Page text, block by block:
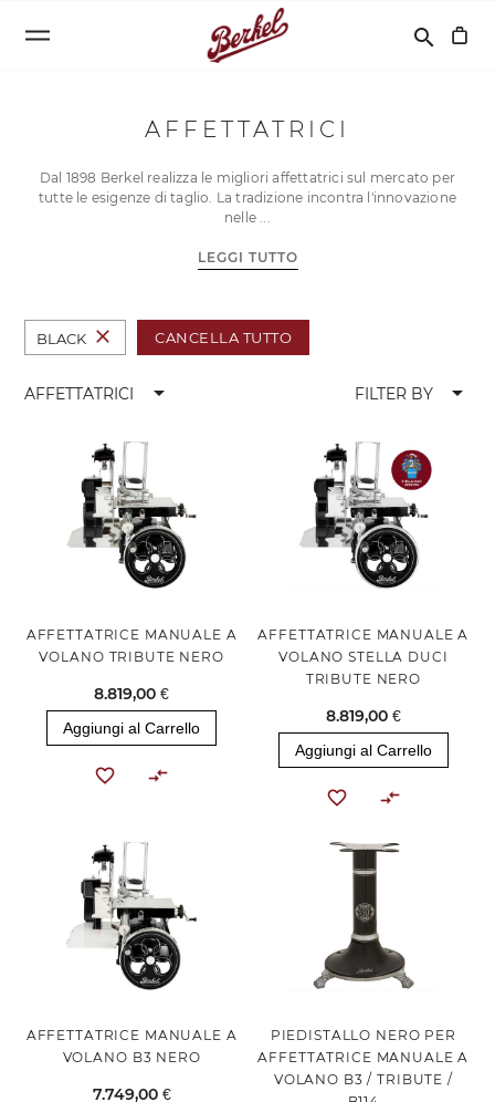
Cerca
search
AFFETTATRICI
Dal 1898 Berkel realizza le migliori affettatrici sul mercato per
tutte le esigenze di taglio. La tradizione incontra l'innovazione
nelle
LEGGI TUTTO
BLACK close CANCELLA TUTTO
AFFETTATRICI arrow_drop_down FILTER BY arrow_drop_down
AFFETTATRICE MANUALE A
VOLANO TRIBUTE NERO
8.819,00 €
Aggiungi al Carrello
AFFETTATRICE MANUALE A
VOLANO STELLA DUCI
TRIBUTE NERO
8.819,00 €
Aggiungi al Carrello
AFFETTATRICE MANUALE A
VOLANO B3 NERO
7.749,00 €
PIEDISTALLO NERO PER
AFFETTATRICE MANUALE A
VOLANO B3 / TRIBUTE /